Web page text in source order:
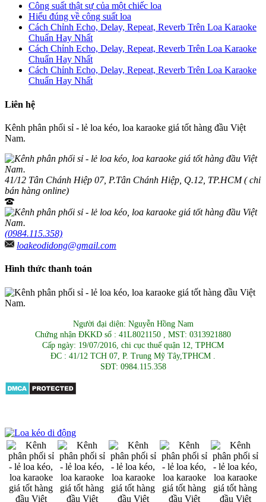
Công suất thật sự của một chiếc loa
Hiểu đúng về công suất loa
Cách Chỉnh Echo, Delay, Repeat, Reverb Trên Loa Karaoke
Chuẩn Hay Nhất
Cách Chỉnh Echo, Delay, Repeat, Reverb Trên Loa Karaoke
Chuẩn Hay Nhất
Cách Chỉnh Echo, Delay, Repeat, Reverb Trên Loa Karaoke
Chuẩn Hay Nhất
Liên hệ
Kênh phân phối sỉ - lẻ loa kéo, loa karaoke giá tốt hàng đầu Việt
Nam.
41/12 Tân Chánh Hiệp 07, P.Tân Chánh Hiệp, Q.12, TP.HCM ( chỉ
bán hàng online)
(0984.115.358)
loakeodidong@gmail.com
Hình thức thanh toán
Người đại diện: Nguyễn Hồng Nam
Chứng nhận ĐKKD số : 41L8021150 , MST: 0313921880
Cấp ngày: 19/07/2016, chi cục thuế quận 12, TPHCM
ĐC : 41/12 TCH 07, P. Trung Mỹ Tây,TPHCM .
SĐT: 0984.115.358